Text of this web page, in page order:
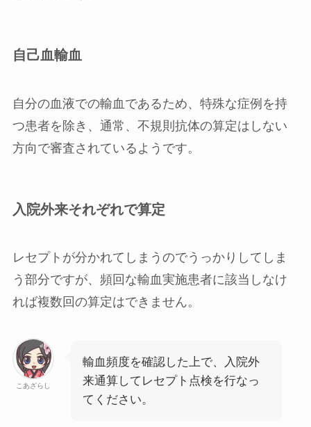
自己血輸血
自分の血液での輸血であるため、特殊な症例を持
つ患者を除き、通常、不規則抗体の算定はしない
方向で審査されているようです。
入院外来それぞれで算定
レセプトが分かれてしまうのでうっかりしてしま
う部分ですが、頻回な輸血実施患者に該当しなけ
れば複数回の算定はできません。
こあざらし
輸血頻度を確認した上で、入院外
来通算してレセプト点検を行なっ
てください。